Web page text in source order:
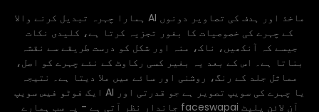
ہمارا چہرہ تبدیل کرنے والا AI ماخذ اور ہدف کی تصاویر دونوں
کے چہرے کی خصوصیات کا بغور تجزیہ کرتا ہے، کلیدی نکات
جیسے کہ آنکھیں، ناک، منہ اور شکل کو درست طریقے سے نقشہ
بناتا ہے۔ اس کے بعد یہ بغیر کسی رکاوٹ کے نئے چہرے کو اصل،
مماثل جلد کے رنگ، روشنی اور سائے میں ملا دیتا ہے۔ نتیجہ
ایک فوٹو فیس سویپ AI یا چہرے کی سویپ تصویر ہے جو قدرتی اور
جاندار نظر آتی ہے - یہ سب ہمارے faceswapai آن لائن پلیٹ